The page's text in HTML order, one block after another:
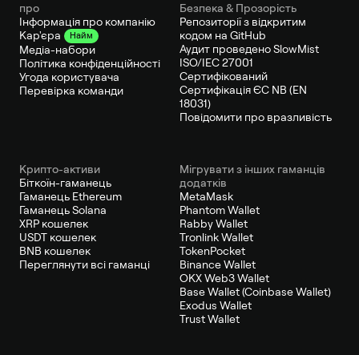
про
Інформація про компанію
Кар'єра
Найм
Медіа-набори
Політика конфіденційності
Угода користувача
Перевірка команди
Безпека & Прозорість
Репозиторії з відкритим
кодом на GitHub
Аудит проведено SlowMist
ISO/IEC 27001
Сертифікований
Сертифікація ЄС NB (EN
18031)
Повідомити про вразливість
Крипто-активи
Біткоїн-гаманець
Гаманець Ethereum
Гаманець Solana
XRP кошелек
USDT кошелек
BNB кошелек
Переглянути всі гаманці
Мігрувати з інших гаманців
додатків
MetaMask
Phantom Wallet
Rabby Wallet
Tronlink Wallet
TokenPocket
Binance Wallet
OKX Web3 Wallet
Base Wallet (Coinbase Wallet)
Exodus Wallet
Trust Wallet